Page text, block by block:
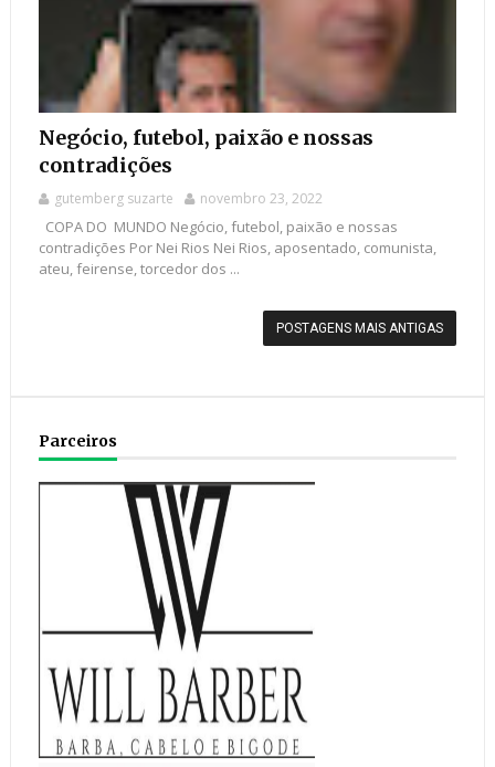
Negócio, futebol, paixão e nossas
contradições
gutemberg suzarte novembro 23, 2022
COPA DO MUNDO Negócio, futebol, paixão e nossas
contradições Por Nei Rios Nei Rios, aposentado, comunista,
ateu, feirense, torcedor dos ...
POSTAGENS MAIS ANTIGAS
Parceiros